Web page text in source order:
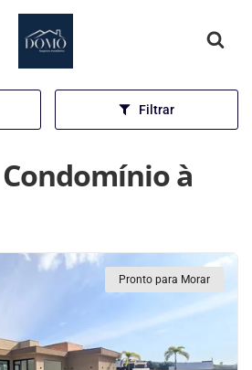
Página inicial
Filtrar
Condomínio à
Pronto para Morar